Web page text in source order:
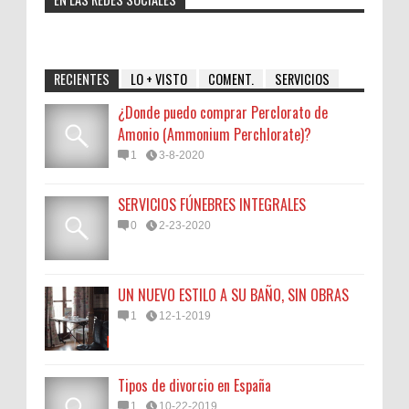
RECIENTES LO + VISTO COMENT. SERVICIOS
¿Donde puedo comprar Perclorato de
Amonio (Ammonium Perchlorate)?
1 3-8-2020
SERVICIOS FÚNEBRES INTEGRALES
0 2-23-2020
UN NUEVO ESTILO A SU BAÑO, SIN OBRAS
1 12-1-2019
Tipos de divorcio en España
1 10-22-2019